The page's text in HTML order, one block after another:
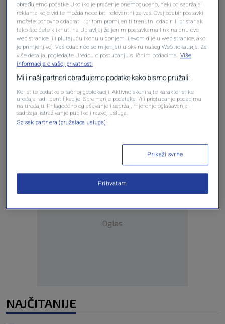
Oglas
Oglas
NAJČITANIJE
obrađujemo podatke Ukoliko je praćenje onemogućeno, neki od sadržaja i
reklama koje vidite možda neće biti relevantni za vas. Ovaj odabir postavki
možete ponovno odabrati i pritom promijeniti trenutni odabir ili pristanak
tako što ćete kliknuti na Upravljaj željenim postavkama link na dnu ove
web stranice [ili plutajuću ikonu u donjem lijevom dijelu web stranice, ako
je primjenjivo]. Vaš odabir će se mijenjati u okviru našeg Wеб локација. Za
više detalja, pogledajte Uredbu o postupanju s ličnim podacima. Više
informacija o vašoj privatnosti
Mi i naši partneri obrađujemo podatke kako bismo pružali:
Koristite podatke o tačnoj geolokaciji. Aktivno skenirajte karakteristike
uređaja radi identifikacije. Spremanje podataka i/ili pristupanje podacima
na uređaju. Prilagođeno oglašavanje i sadržaj, mjerenje oglašavanja i
sadržaja, istraživanje publike i razvoj usluga.
Spisak partnera (pružalaca usluga)
Prikaži svrhe
Prihvatam